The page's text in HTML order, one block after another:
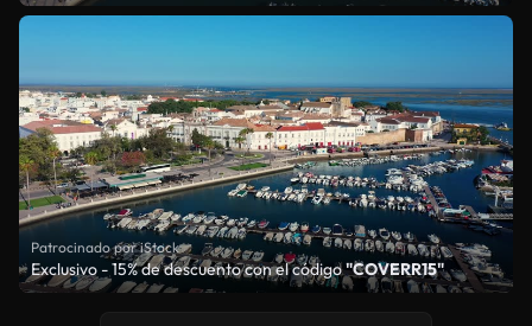
Patrocinado por iStock
Exclusivo - 15% de descuento con el código"COVERR15"